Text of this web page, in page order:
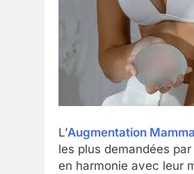
L’Augmentation
les plus demandées
en harmonie avec leur